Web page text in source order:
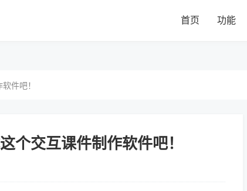
首页 功能
件吧！
个交互课件制作软件吧！